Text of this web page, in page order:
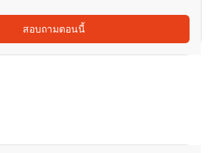
สอบถามตอนนี้